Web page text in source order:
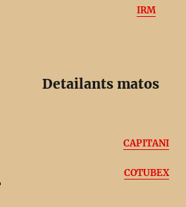
IRM
Detailants matos
CAPITANI
COTUBEX